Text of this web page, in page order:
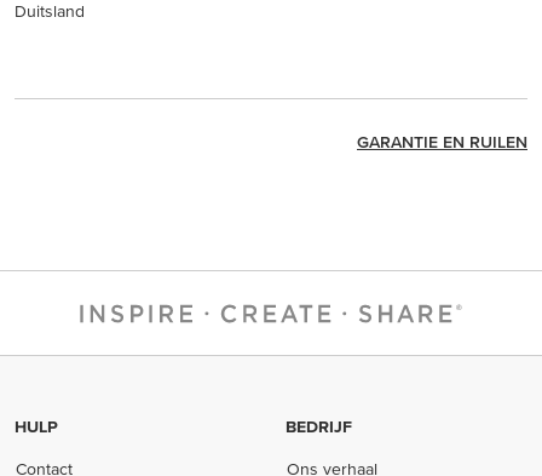
Duitsland
GARANTIE EN RUILEN
HULP
Contact
BEDRIJF
Ons verhaal